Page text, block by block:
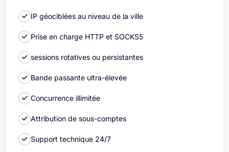
IP géociblées au niveau de la ville
Prise en charge HTTP et SOCKS5
sessions rotatives ou persistantes
Bande passante ultra-élevée
Concurrence illimitée
Attribution de sous-comptes
Support technique 24/7